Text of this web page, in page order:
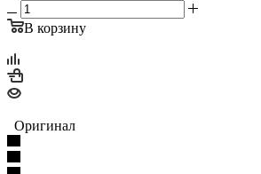
В корзину
Оригинал